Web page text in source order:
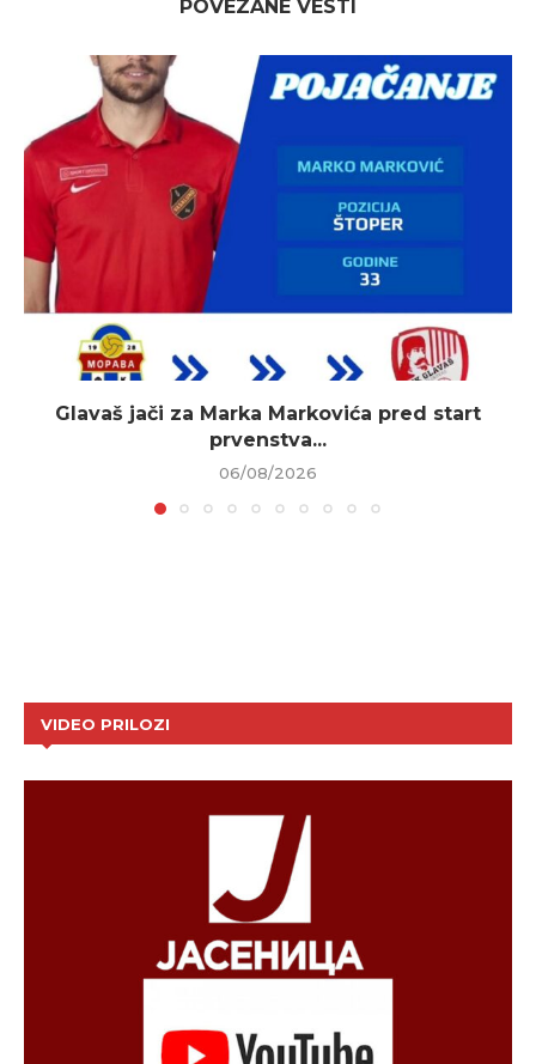
POVEZANE VESTI
Glavaš jači za Marka Markovića pred start
prvenstva...
06/08/2026
VIDEO PRILOZI